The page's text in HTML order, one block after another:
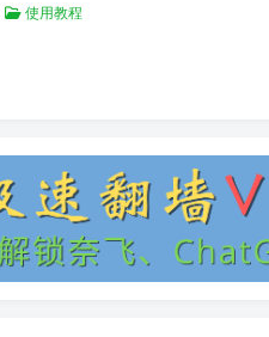
使用教程